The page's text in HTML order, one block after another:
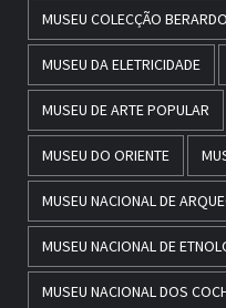
MUSEU COLECÇÃO BERARDO
MUSEU DA ELETRICIDADE
MUSEU DE ARTE POPULAR
MUSEU DO ORIENTE
MUSEU NACIONAL DE
MUSEU NACIONAL DE
MUSEU NACIONAL DOS